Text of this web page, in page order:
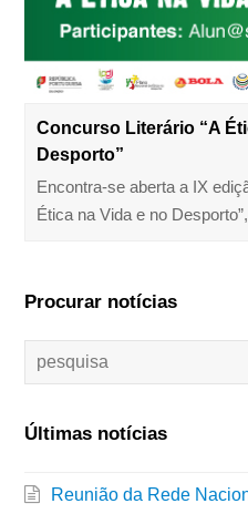
Concurso Literário “A
Desporto”
Encontra-se aberta a IX
Ética na Vida e no
Procurar notícias
Últimas notícias
Reunião da Rede